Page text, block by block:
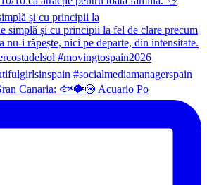
și cu principii la
Canaria: 🐟🐡🍥 Acuario Po